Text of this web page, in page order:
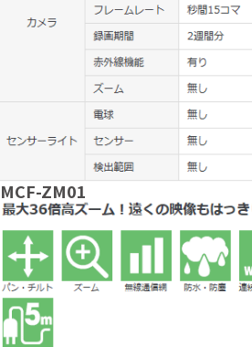
MCF-ZM01